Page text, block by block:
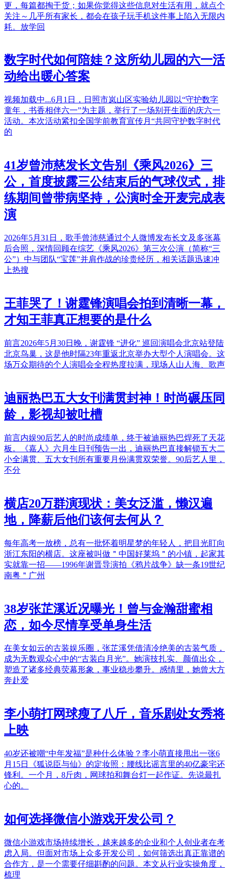
更，每篇都掏干货；如果你觉得这些信息对生活有用，就点个
关注～几乎所有家长，都会在孩子玩手机这件事上陷入无限内
耗。放学回
数字时代如何陪娃？这所幼儿园的六一活
动给出暖心答案
视频加载中...6月1日，日照市岚山区实验幼儿园以“守护数字
童年，书香相伴六一”为主题，举行了一场别开生面的庆六一
活动。本次活动紧扣全国学前教育宣传月“共同守护数字时代
的
41岁曾沛慈发长文告别《乘风2026》三
公，首度披露三公结束后的气球仪式，排
练期间曾带病坚持，公演时全开麦完成表
演
2026年5月31日，歌手曾沛慈通过个人微博发布长文及多张幕
后合照，深情回顾在综艺《乘风2026》第三次公演（简称“三
公”）中与团队“宝莲”并肩作战的珍贵经历，相关话题迅速冲
上热搜
王菲哭了！谢霆锋演唱会拍到清晰一幕，
才知王菲真正想要的是什么
前言2026年5月30日晚，谢霆锋 “进化” 巡回演唱会北京站登陆
北京鸟巢，这是他时隔23年重返北京举办大型个人演唱会。这
场万众期待的个人演唱会全程热度拉满，现场人山人海、歌声
迪丽热巴五大女刊满贯封神！时尚碾压同
龄，影视却被吐槽
前言内娱90后艺人的时尚成绩单，终于被迪丽热巴焊死了天花
板。《嘉人》六月生日刊预告一出，迪丽热巴直接解锁五大二
小全满贯、五大女刊所有重要月份满贯双荣誉。90后艺人里，
不分
横店20万群演现状：美女泛滥，懒汉遍
地，降薪后他们该何去何从？
每年高考一放榜，总有一批怀着明星梦的年轻人，把目光盯向
浙江东阳的横店。这座被叫做＂中国好莱坞＂的小镇，起家其
实就靠一招——1996年谢晋导演拍《鸦片战争》缺一条19世纪
南粤＂广州
38岁张芷溪近况曝光！曾与金瀚甜蜜相
恋，如今尽情享受单身生活
在美女如云的古装娱乐圈，张芷溪凭借清冷绝美的古装气质，
成为无数观众心中的“古装白月光”。她演技扎实、颜值出众，
塑造了诸多经典荧幕形象，事业稳步攀升。感情里，她曾大方
奔赴爱
李小萌打网球瘦了八斤，音乐剧处女秀将
上映
40岁还被嘲“中年发福”是种什么体验？李小萌直接甩出一张6
月15日《狐说臣与仙》的定妆照：腰线比谣言里的40亿豪宅还
锋利。一个月，8斤肉，网球拍和舞台灯一起作证。先说最扎
心的。
如何选择微信小游戏开发公司？
微信小游戏市场持续增长，越来越多的企业和个人创业者在考
虑入局。但面对市场上众多开发公司，如何筛选出真正靠谱的
合作方，是一个需要仔细斟酌的问题。本文从行业实操角度，
梳理